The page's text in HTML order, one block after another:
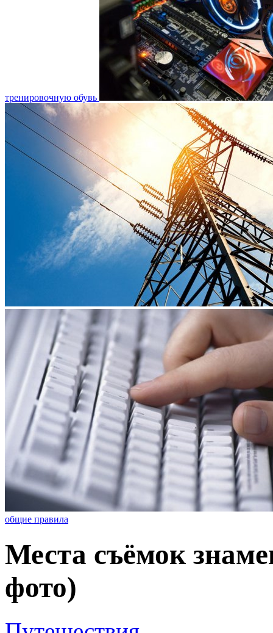
тренировочную обувь
общие правила
Места съёмок
фото)